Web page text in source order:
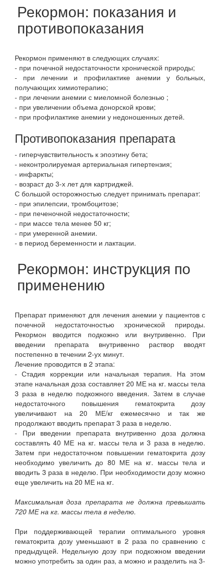
Рекормон: показания и
противопоказания
Рекормон применяют в следующих случаях:
- при почечной недостаточности хронической природы;
- при лечении и профилактике анемии у больных,
получающих химиотерапию;
- при лечении анемии с миеломной болезнью ;
- при увеличении объема донорской крови;
- при профилактике анемии у недоношенных детей.
Противопоказания препарата
- гиперчувствительность к эпоэтину бета;
- неконтролируемая артериальная гипертензия;
- инфаркты;
- возраст до 3-х лет для картриджей.
С большой осторожностью следует принимать препарат:
- при эпилепсии, тромбоцитозе;
- при печеночной недостаточности;
- при массе тела менее 50 кг;
- при умеренной анемии.
- в период беременности и лактации.
Рекормон: инструкция по
применению
Препарат применяют для лечения анемии у пациентов с
почечной недостаточностью хронической природы.
Рекормон вводится подкожно или внутривенно. При
введении препарата внутривенно раствор вводят
постепенно в течении 2-ух минут.
Лечение проводится в 2 этапа:
- Стадия коррекции или начальная терапия. На этом
этапе начальная доза составляет 20 МЕ на кг. массы тела
3 раза в неделю подкожного введения. Затем в случае
недостаточного повышения гематокрита дозу
увеличивают на 20 МЕ/кг ежемесячно и так же
продолжают вводить препарат 3 раза в неделю.
- При введении препарата внутривенно доза должна
составлять 40 МЕ на кг. массы тела и 3 раза в неделю.
Затем при недостаточном повышении гематокрита дозу
необходимо увеличить до 80 МЕ на кг. массы тела и
вводить 3 раза в неделю. При необходимости дозу можно
еще увеличить на 20 МЕ на кг.
Максимальная доза препарата не должна превышать
720 МЕ на кг. массы тела в неделю.
При поддерживающей терапии оптимального уровня
гематокрита дозу уменьшают в 2 раза по сравнению с
предыдущей. Недельную дозу при подкожном введении
можно употребить за один раз, а можно и разделить на 3-